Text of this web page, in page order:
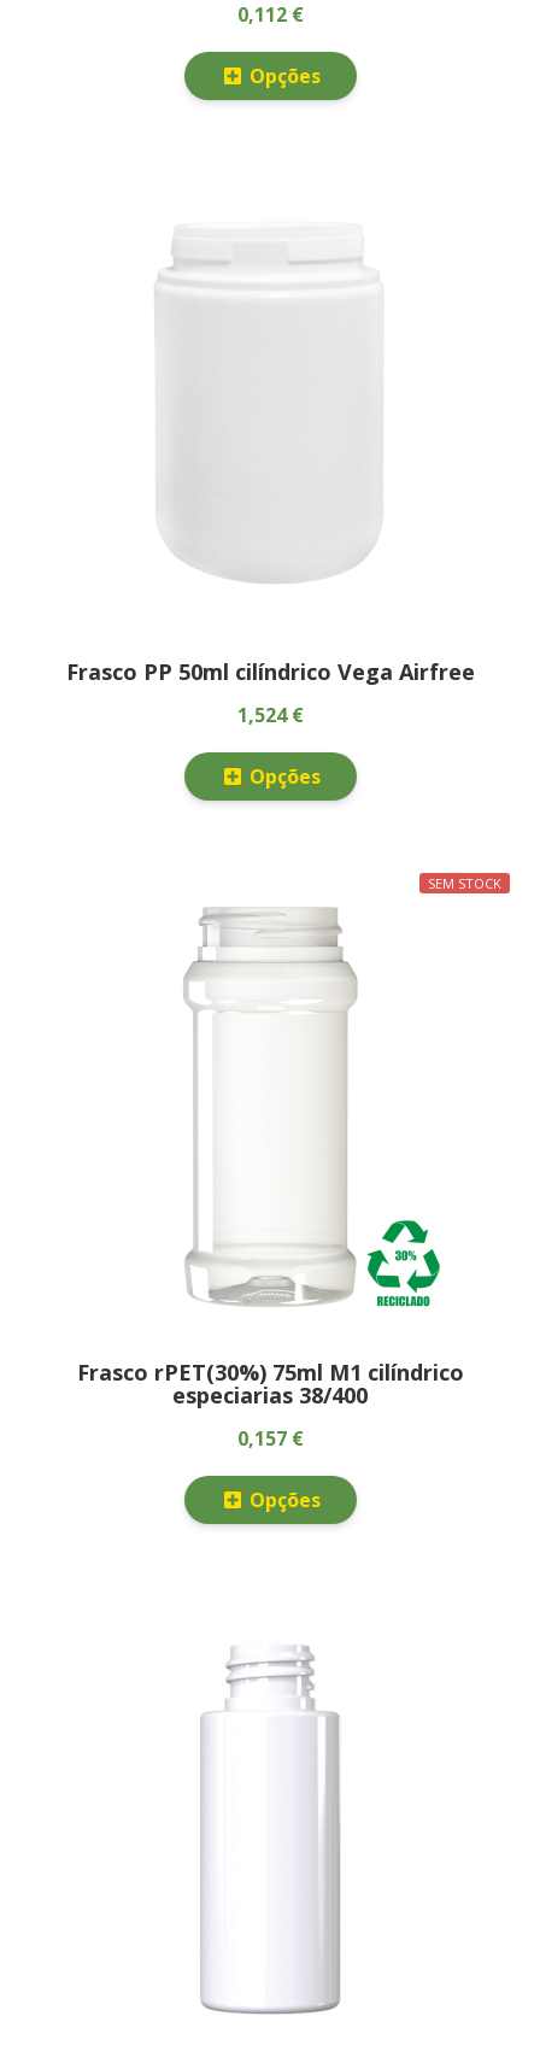
0,112 €
Opções
Frasco PP 50ml cilíndrico Vega Airfree
1,524 €
Opções
SEM STOCK
Frasco rPET(30%) 75ml M1 cilíndrico
especiarias 38/400
0,157 €
Opções